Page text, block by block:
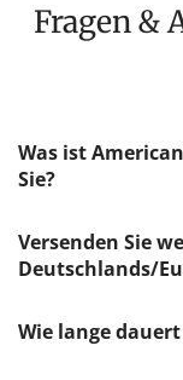
Fragen & Antworten zu American
Was ist
Sie?
Versenden Sie
Deutschlands/
Wie lange